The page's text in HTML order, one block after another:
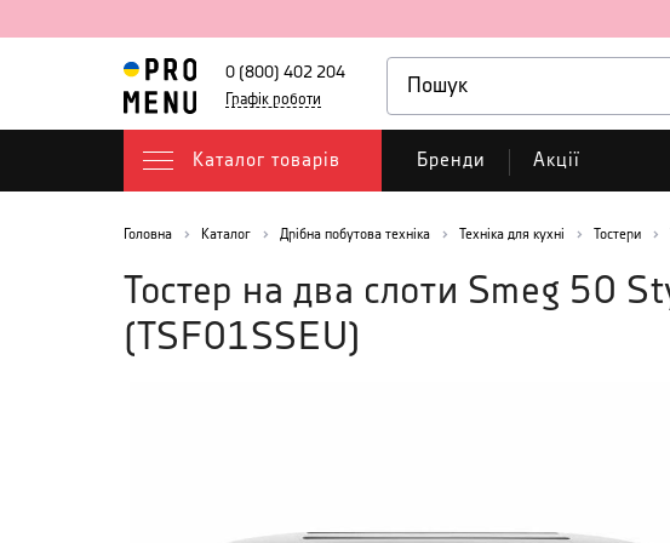
0 (800) 402 204
Графік роботи
Каталог товарів Бренди Акції
Головна Каталог Дрібна побутова техніка Техніка для кухні Тостери
Тостер на два слоти Smeg 50
(
TSF01SSEU)